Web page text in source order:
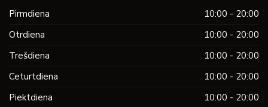
Pirmdiena
10:00 - 20:00
Otrdiena
10:00 - 20:00
Trešdiena
10:00 - 20:00
Ceturtdiena
10:00 - 20:00
Piektdiena
10:00 - 20:00